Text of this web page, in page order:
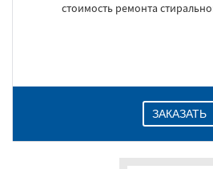
стоимость ремонта
ЗАКАЗАТЬ